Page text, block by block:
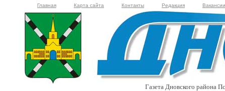
Главная Карта сайта Контакты Редакция Вакансии
Газета Дновского района